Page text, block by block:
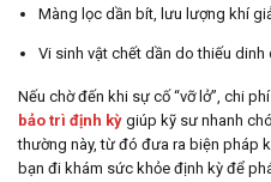
Màng lọc dần bít, lưu lượng khí
Vi sinh vật chết dần do thiếu
Nếu chờ đến khi sự cố “vỡ lở”, chi
bảo trì định kỳ giúp kỹ sư nhanh
thường này, từ đó đưa ra biện pháp
bạn đi khám sức khỏe định kỳ để